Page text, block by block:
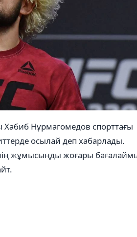
Нұрмагомедов спорттағы
осылай деп хабарлады.
жұмысыңды жоғары